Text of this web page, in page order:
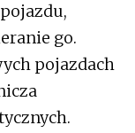
go.
pojazdach